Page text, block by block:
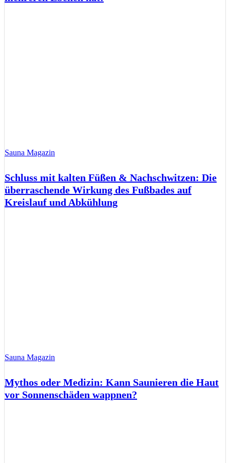
Sauna Magazin
Schluss mit kalten Füßen & Nachschwitzen: Die
überraschende Wirkung des Fußbades auf
Kreislauf und Abkühlung
Sauna Magazin
Mythos oder Medizin: Kann Saunieren die Haut
vor Sonnenschäden wappnen?